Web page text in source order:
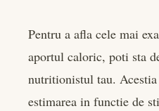
Pentru a afla cele mai
aportul caloric, poti sta
nutritionistul tau.
estimarea in functie de